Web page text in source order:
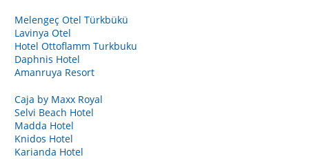
Melengeç Otel Türkbükü
Lavinya Otel
Hotel Ottoflamm Turkbuku
Daphnis Hotel
Amanruya Resort
Caja by Maxx Royal
Selvi Beach Hotel
Madda Hotel
Knidos Hotel
Karianda Hotel